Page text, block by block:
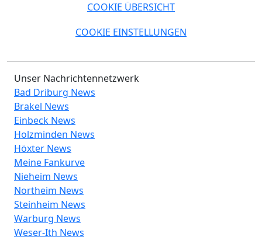
COOKIE ÜBERSICHT
COOKIE EINSTELLUNGEN
Unser Nachrichtennetzwerk
Bad Driburg News
Brakel News
Einbeck News
Holzminden News
Höxter News
Meine Fankurve
Nieheim News
Northeim News
Steinheim News
Warburg News
Weser-Ith News